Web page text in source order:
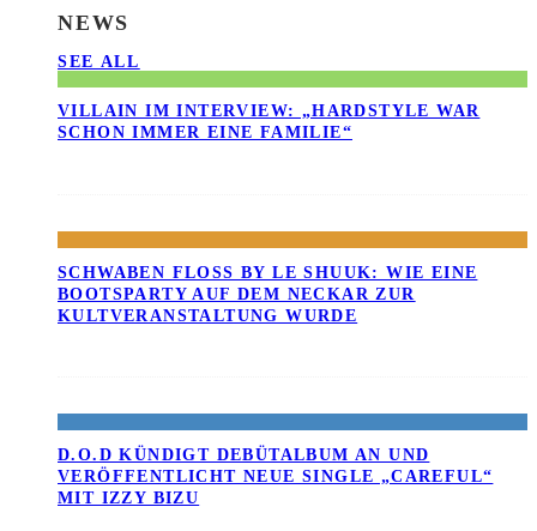
NEWS
SEE ALL
VILLAIN IM INTERVIEW: „HARDSTYLE WAR
SCHON IMMER EINE FAMILIE“
SCHWABEN FLOSS BY LE SHUUK: WIE EINE B
OOTSPARTY AUF DEM NECKAR ZUR K
ULTVERANSTALTUNG WURDE
D.O.D KÜNDIGT DEBÜTALBUM AN UND
VERÖFFENTLICHT NEUE SINGLE „CAREFUL“
MIT IZZY BIZU